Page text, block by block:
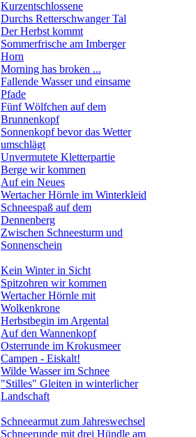
Kurzentschlossene
Durchs Retterschwanger Tal
Der Herbst kommt
Sommerfrische am Imberger
Horn
Morning has broken ...
Fallende Wasser und einsame
Pfade
Fünf Wölfchen auf dem
Brunnenkopf
Sonnenkopf bevor das Wetter
umschlägt
Unvermutete Kletterpartie
Berge wir kommen
Auf ein Neues
Wertacher Hörnle im Winterkleid
Schneespaß auf dem
Dennenberg
Zwischen Schneesturm und
Sonnenschein
Kein Winter in Sicht
Spitzohren wir kommen
Wertacher Hörnle mit
Wolkenkrone
Herbstbegin im Argental
Auf den Wannenkopf
Osterrunde im Krokusmeer
Campen - Eiskalt!
Wilde Wasser im Schnee
"Stilles" Gleiten in winterlicher
Landschaft
Schneearmut zum Jahreswechsel
Schneerunde mit drei Hündle am